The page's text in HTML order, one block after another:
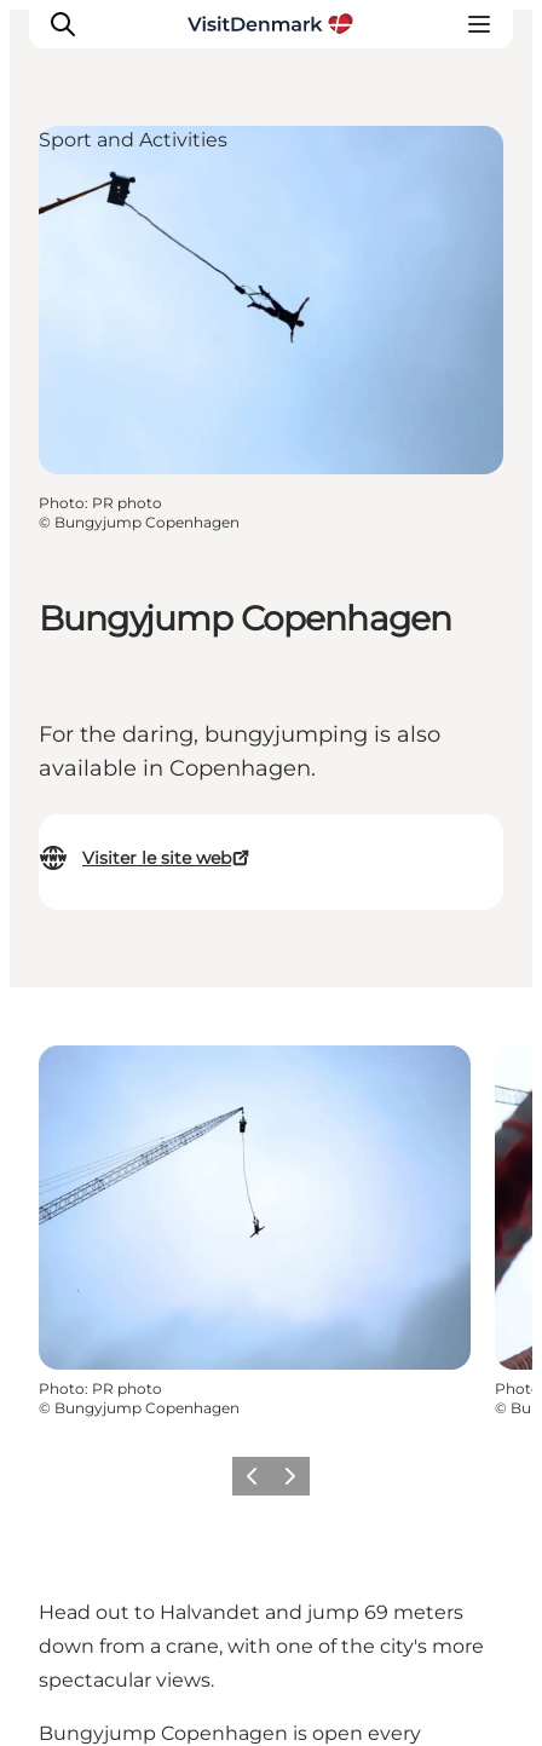
Inspirations
Destinations
Planifiez votre voyage
Bungyjump Copenhagen
For the daring, bungyjumping is also
available in Copenhagen.
Visiter le site web
Sport and Activities
Photo: PR photo
© Bungyjump Copenhagen
Photo: PR photo
© Bungyjump Copenhagen
Photo
©
PrécédentSuivant
Head out to Halvandet and jump 69 meters
down from a crane, with one of the city's more
spectacular views.
Bungyjump Copenhagen is open every